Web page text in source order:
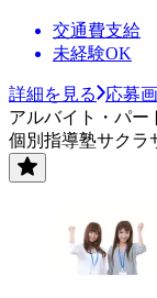
交通費支給
未経験OK
詳細を見る
応募
アルバイト・パー
個別指導塾サクラ